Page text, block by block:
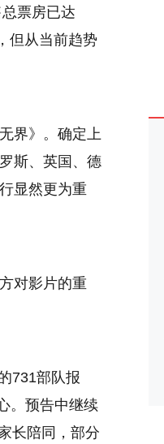
票房已达
但从当前趋势
界》。确定上
斯、英国、德
显然更为重
对影片的重
731部队报
。预告中继续
长陪同，部分